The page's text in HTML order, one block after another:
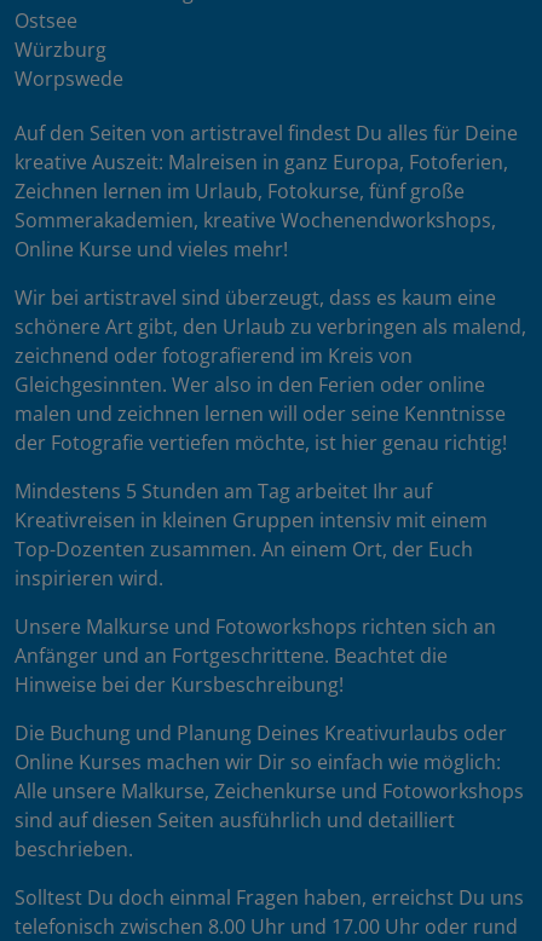
Ostsee
Würzburg
Worpswede
Auf den Seiten von artistravel findest Du alles für Deine
kreative Auszeit: Malreisen in ganz Europa, Fotoferien,
Zeichnen lernen im Urlaub, Fotokurse, fünf große
Sommerakademien, kreative Wochenendworkshops,
Online Kurse und vieles mehr!
Wir bei artistravel sind überzeugt, dass es kaum eine
schönere Art gibt, den Urlaub zu verbringen als malend,
zeichnend oder fotografierend im Kreis von
Gleichgesinnten. Wer also in den Ferien oder online
malen und zeichnen lernen will oder seine Kenntnisse
der Fotografie vertiefen möchte, ist hier genau richtig!
Mindestens 5 Stunden am Tag arbeitet Ihr auf
Kreativreisen in kleinen Gruppen intensiv mit einem
Top-Dozenten zusammen. An einem Ort, der Euch
inspirieren wird.
Unsere Malkurse und Fotoworkshops richten sich an
Anfänger und an Fortgeschrittene. Beachtet die
Hinweise bei der Kursbeschreibung!
Die Buchung und Planung Deines Kreativurlaubs oder
Online Kurses machen wir Dir so einfach wie möglich:
Alle unsere Malkurse, Zeichenkurse und Fotoworkshops
sind auf diesen Seiten ausführlich und detailliert
beschrieben.
Solltest Du doch einmal Fragen haben, erreichst Du uns
telefonisch zwischen 8.00 Uhr und 17.00 Uhr oder rund